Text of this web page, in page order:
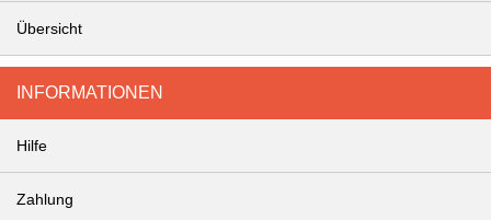
Übersicht
INFORMATIONEN
Hilfe
Zahlung